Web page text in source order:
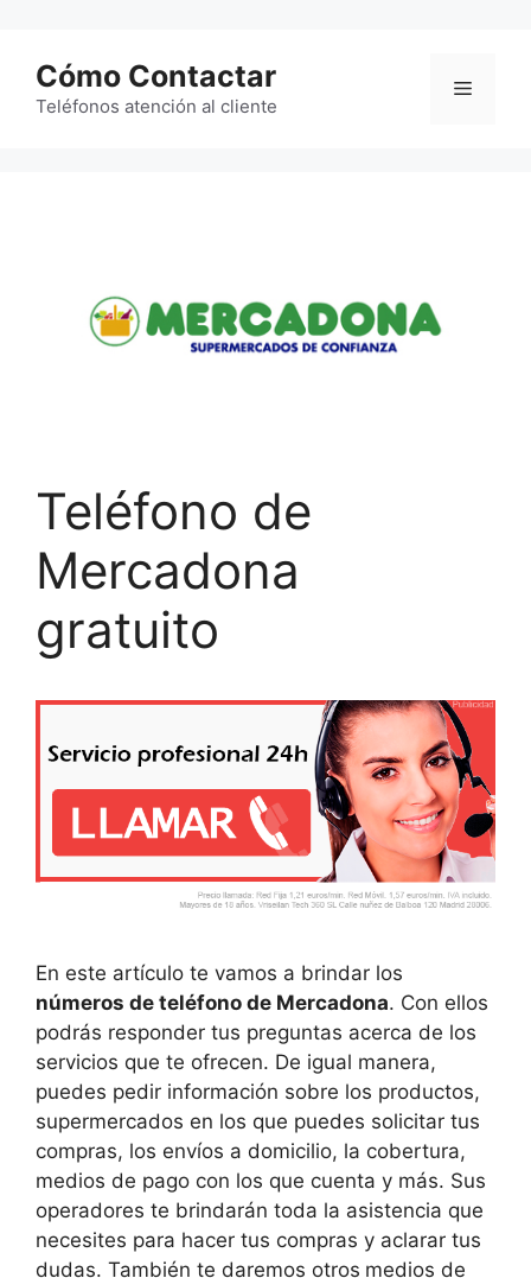
contenido
Cómo Contactar
Teléfonos atención al cliente
Menú
Teléfono de
Mercadona
gratuito
En este artículo te vamos a brindar los
números de teléfono de Mercadona. Con ellos
podrás responder tus preguntas acerca de los
servicios que te ofrecen. De igual manera,
puedes pedir información sobre los productos,
supermercados en los que puedes solicitar tus
compras, los envíos a domicilio, la cobertura,
medios de pago con los que cuenta y más. Sus
operadores te brindarán toda la asistencia que
necesites para hacer tus compras y aclarar tus
dudas. También te daremos otros medios de